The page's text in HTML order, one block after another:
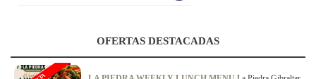
OFERTAS DESTACADAS